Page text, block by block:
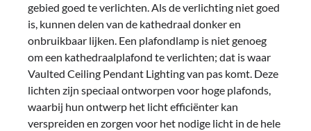
gebied goed te verlichten. Als de verlichting niet goed
is, kunnen delen van de kathedraal donker en
onbruikbaar lijken. Een plafondlamp is niet genoeg
om een kathedraalplafond te verlichten; dat is waar
Vaulted Ceiling Pendant Lighting van pas komt. Deze
lichten zijn speciaal ontworpen voor hoge plafonds,
waarbij hun ontwerp het licht efficiënter kan
verspreiden en zorgen voor het nodige licht in de hele